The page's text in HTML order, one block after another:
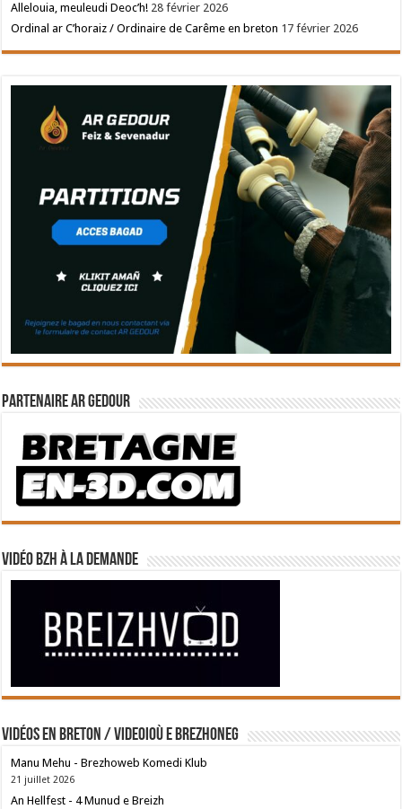
Allelouia, meuleudi Deoc’h! 28 février 2026
Ordinal ar C’horaiz / Ordinaire de Carême en breton 17 février 2026
Partenaire Ar Gedour
Vidéo BZH à la demande
Vidéos en breton / Videoioù e brezhoneg
Manu Mehu - Brezhoweb Komedi Klub
21 juillet 2026
An Hellfest - 4 Munud e Breizh